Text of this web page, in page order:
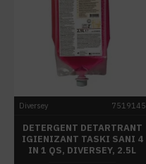
Diversey 7519145
DETERGENT DETARTRANT
IGIENIZANT TASKI SANI 4
IN 1 QS, DIVERSEY, 2.5L